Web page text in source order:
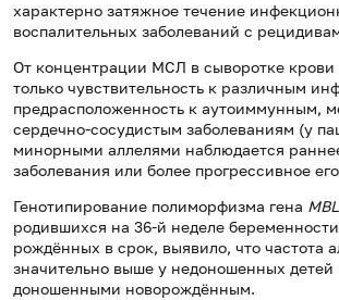
характерно затяжное течение
воспалительных заболеваний с
От концентрации МСЛ в сыворотке крови
только чувствительность к различным
предрасположенность к аутоиммунным,
сердечно-сосудистым заболеваниям (у
минорными аллелями наблюдается
заболевания или более прогрессивное
Генотипирование полиморфизма гена
родившихся на 36-й неделе
рождённых в срок, выявило, что частота
значительно выше у недоношенных
доношенными новорождённым.